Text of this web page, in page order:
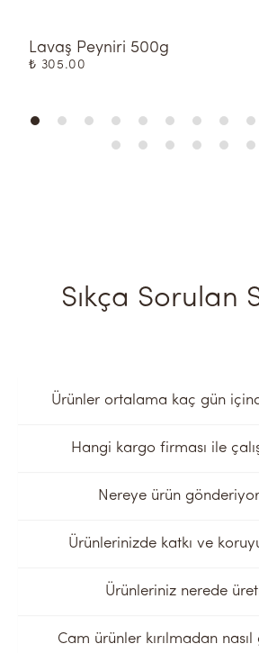
Lavaş Peyniri 500g
₺ 305.00
Sıkça Sorulan
Ürünler ortalama kaç gün
Hangi kargo firması ile
Nereye ürün
Ürünlerinizde katkı ve
Ürünleriniz nerede
Cam ürünler kırılmadan